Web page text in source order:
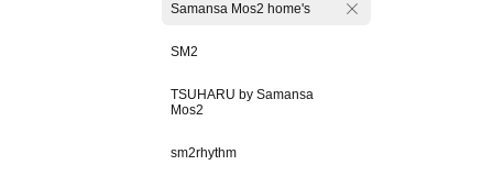
Samansa Mos2 home's
SM2
TSUHARU by Samansa
Mos2
sm2rhythm